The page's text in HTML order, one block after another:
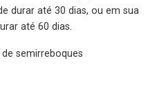
durar até 30 dias, ou em sua
até 60 dias.
semirreboques